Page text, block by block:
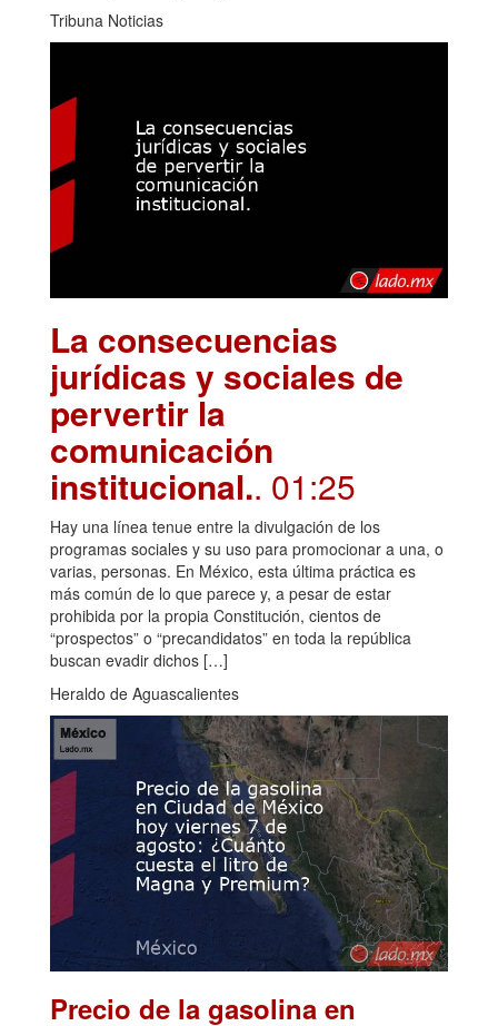
Tribuna Noticias
La consecuencias
jurídicas y sociales de
pervertir la
comunicación
institucional.. 01:25
Hay una línea tenue entre la divulgación de los
programas sociales y su uso para promocionar a una, o
varias, personas. En México, esta última práctica es
más común de lo que parece y, a pesar de estar
prohibida por la propia Constitución, cientos de
“prospectos” o “precandidatos” en toda la república
buscan evadir dichos […]
Heraldo de Aguascalientes
Precio de la gasolina en